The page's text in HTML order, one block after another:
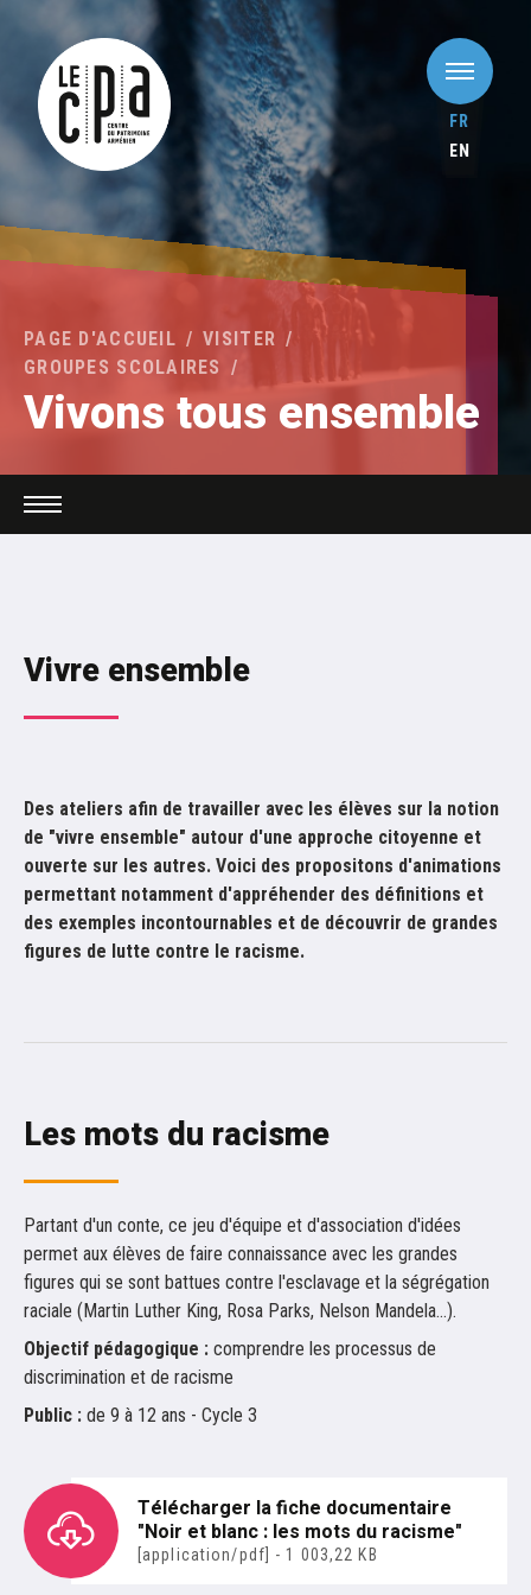
FR
EN
PAGE D'ACCUEIL
VISITER
GROUPES SCOLAIRES
Vivons tous ensemble
Vivons tous ensemble
Comprendre le siècle des génocides
Les visites guidées
LES ATELIERS DU PHOTOPÔLE
RESSOURCES PÉDAGOGIQUES
Le génocide des Arméniens
Odyssées, voyages intimes au singulier
De leurs propres ailes
Résidences avec
Corps et décor. Les gestes au travail
Nos mémoires, notre quartier
Missak Manouchian. Ce héros pas comme les autres
Classe Engagée à la mémoire du Groupe Manouchian
Cérémonie du 21 février 2024
Luigi au cinéma
C'est aussi mon histoire !
Paysages-Traces
Vivre ensemble
Des ateliers afin de travailler avec les élèves sur la notion
de "vivre ensemble" autour d'une approche citoyenne et
ouverte sur les autres. Voici des propositons d'animations
permettant notamment d'appréhender des définitions et
des exemples incontournables et de découvrir de grandes
figures de lutte contre le racisme.
Les mots du racisme
Partant d'un conte, ce jeu d'équipe et d'association d'idées
permet aux élèves de faire connaissance avec les grandes
figures qui se sont battues contre l'esclavage et la ségrégation
raciale (Martin Luther King, Rosa Parks, Nelson Mandela...).
Objectif pédagogique : comprendre les processus de
discrimination et de racisme
Public : de 9 à 12 ans - Cycle 3
Télécharger la fiche documentaire
"Noir et blanc : les mots du racisme"
[application/pdf] - 1 003,22 KB